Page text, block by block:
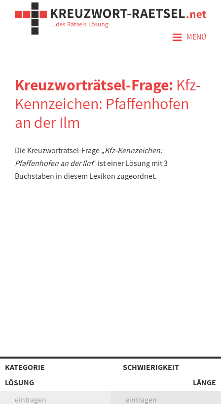
≡ MENÜ
Kreuzworträtsel-Frage: Kfz-
Kennzeichen: Pfaffenhofen
an der Ilm
Die Kreuzworträtsel-Frage „Kfz-Kennzeichen:
Pfaffenhofen an der Ilm“ ist einer Lösung mit 3
Buchstaben in diesem Lexikon zugeordnet.
KATEGORIE
SCHWIERIGKEIT
LÖSUNG
LÄNGE
eintragen
eintragen